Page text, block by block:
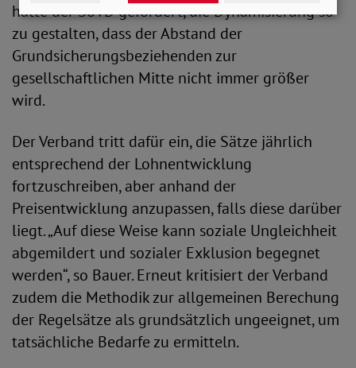
hatte der SoVD gefordert, die Dynamisierung so
zu gestalten, dass der Abstand der
Grundsicherungsbeziehenden zur
gesellschaftlichen Mitte nicht immer größer
wird.
Der Verband tritt dafür ein, die Sätze jährlich
entsprechend der Lohnentwicklung
fortzuschreiben, aber anhand der
Preisentwicklung anzupassen, falls diese darüber
liegt. „Auf diese Weise kann soziale Ungleichheit
abgemildert und sozialer Exklusion begegnet
werden“, so Bauer. Erneut kritisiert der Verband
zudem die Methodik zur allgemeinen Berechung
der Regelsätze als grundsätzlich ungeeignet, um
tatsächliche Bedarfe zu ermitteln.